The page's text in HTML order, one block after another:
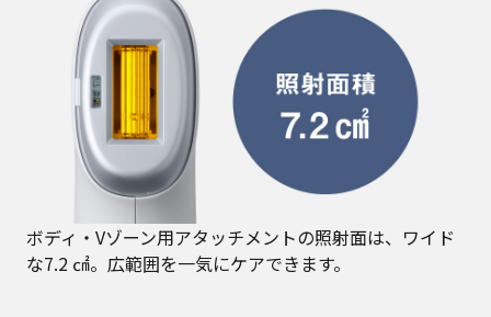
ボディ・Vゾーン用アタッチメントの照射面は、ワイド
な7.2 ㎠。広範囲を一気にケアできます。